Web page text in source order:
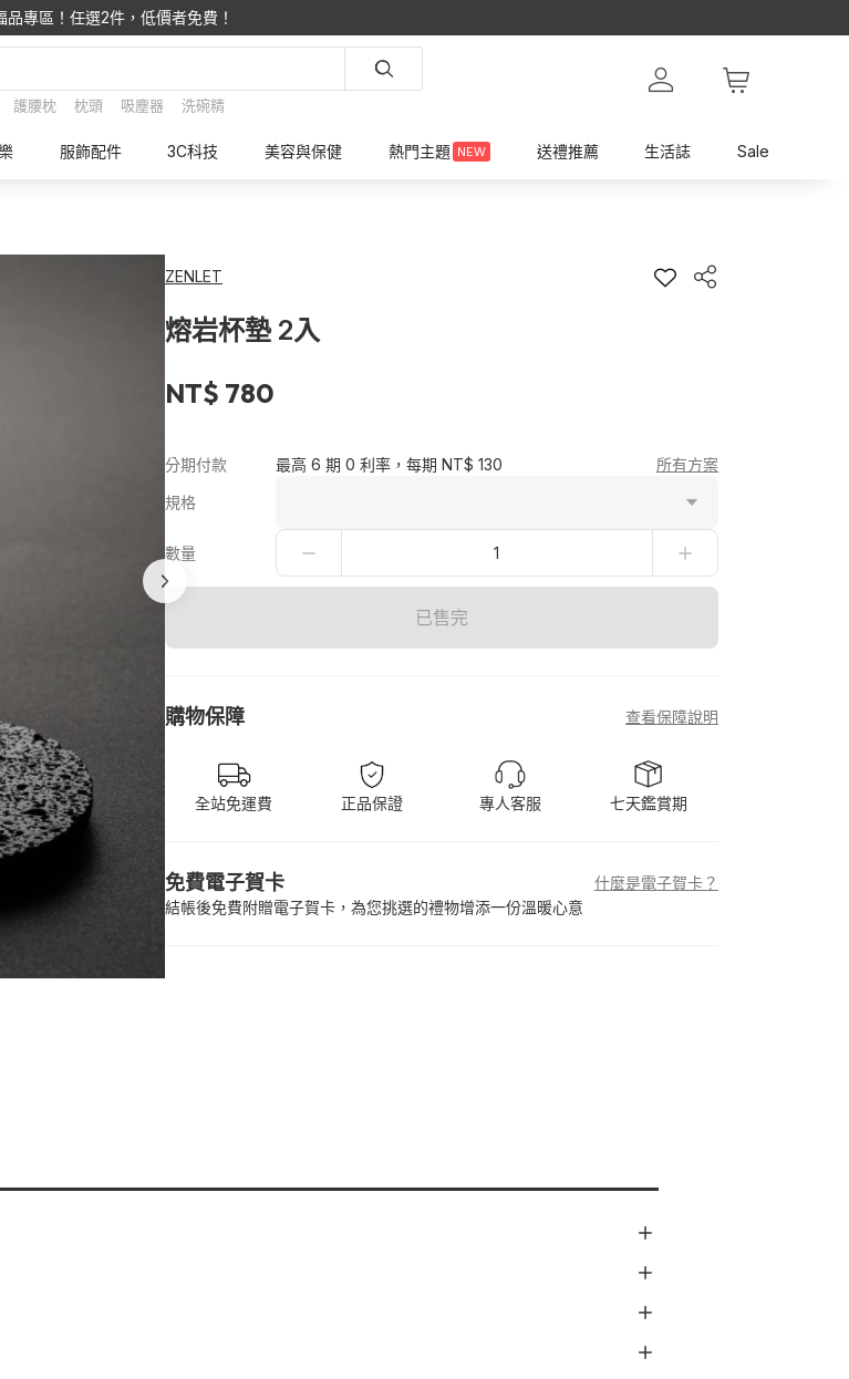
品專區！任選2件，低價者免費！
護腰枕 枕頭 吸塵器 洗碗精
服飾配件 3C科技 美容與保健 熱門主題 NEW 送禮推薦 生活誌 Sale
ZENLET
熔岩杯墊 2入
NT$ 780
分期付款 最高 6 期 0 利率，每期 NT$ 130
所有方案
規格
數量 1
已售完
購物保障 查看保障說明
全站免運費 正品保證 專人客服 七天鑑賞期
免費電子賀卡
什麼是電子賀卡？
結帳後免費附贈電子賀卡，為您挑選的禮物增添一份溫暖心意